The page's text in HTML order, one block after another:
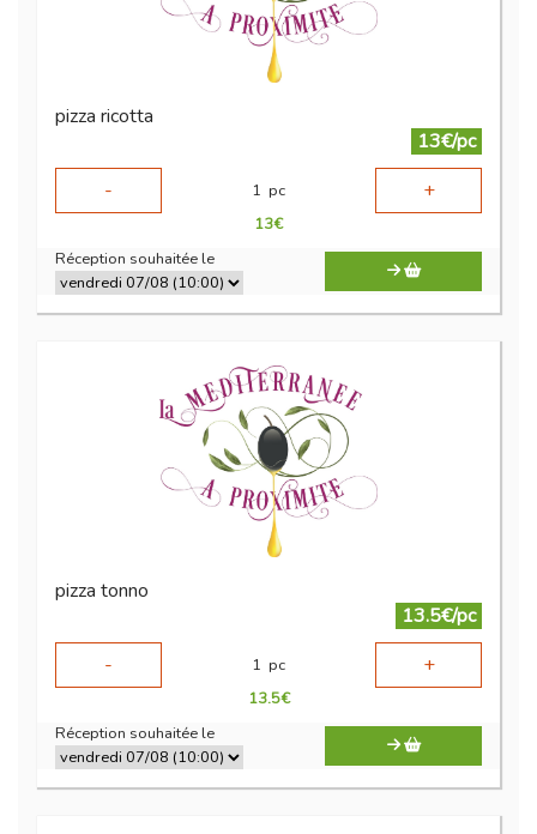
pizza ricotta
13€/pc
-
1 pc +
13€
Réception souhaitée le
pizza tonno
13.5€/pc
-
1 pc +
13.5€
Réception souhaitée le